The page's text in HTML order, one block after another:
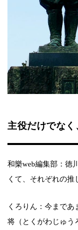
主役だけでな
和樂web編集部：徳
くて、それぞれの推
くろりん：今まで
将（とくがわじゅう